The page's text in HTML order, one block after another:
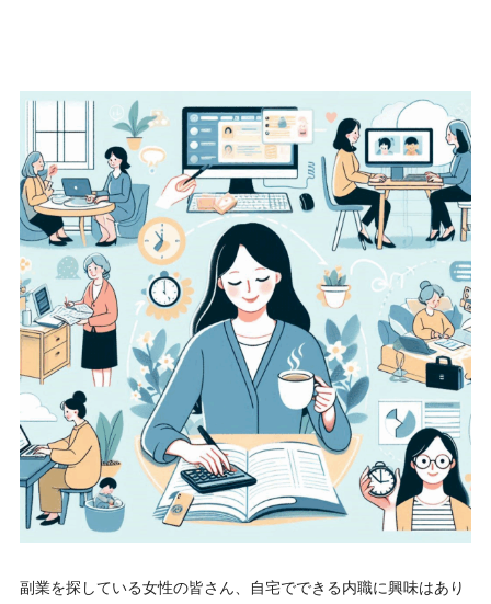
副業を探している女性の皆さん、自宅でできる内職に興味はあり